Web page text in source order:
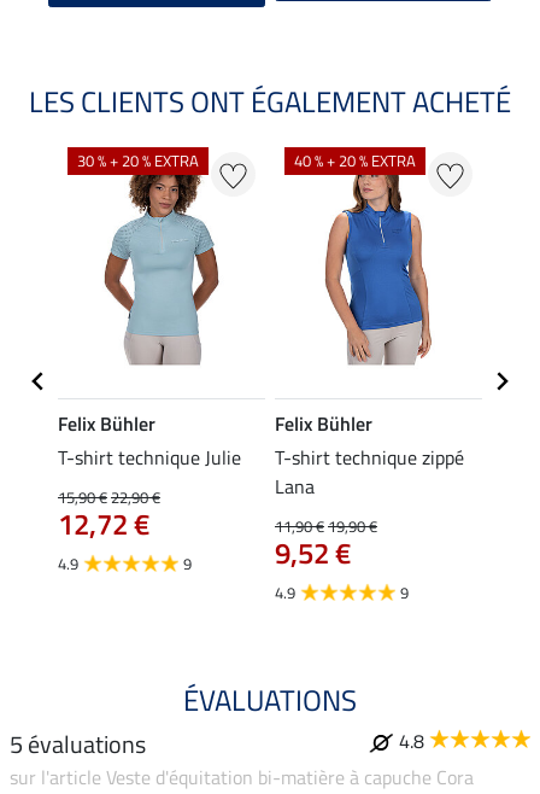
LES CLIENTS ONT ÉGALEMENT ACHETÉ
30 % + 20 % EXTRA
Felix Bühler
T-shirt technique Julie
15,90 €22,90 €
12,72 €
4.9 9
40 % + 20 % EXTRA
Felix Bühler
T-shirt technique zippé
Lana
11,90 €19,90 €
9,52 €
4.9 9
ÉVALUATIONS
5 évaluations
4.8
sur l'article Veste d'équitation bi-matière à capuche Cora